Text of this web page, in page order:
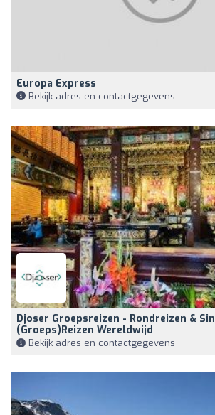
Europa Express
Bekijk adres en contactgegevens
Djoser Groepsreizen - Rondreizen &
(groeps)reizen Wereldwijd
Bekijk adres en contactgegevens